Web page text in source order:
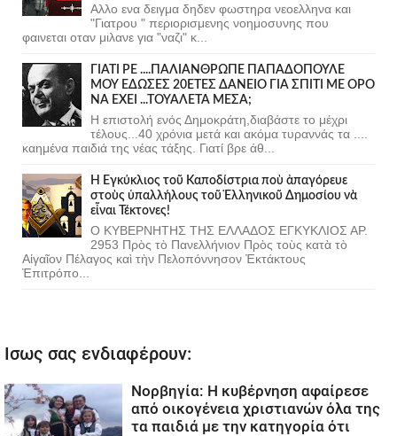
Αλλο ενα δειγμα δηδεν φωστηρα νεοελληνα και
"Γιατρου " περιορισμενης νοημοσυνης που
φαινεται οταν μιλανε για "ναζι" κ...
ΓΙΑΤΙ ΡΕ ....ΠΑΛΙΑΝΘΡΩΠΕ ΠΑΠΑΔΟΠΟΥΛΕ
ΜΟΥ ΕΔΩΣΕΣ 20ΕΤΕΣ ΔΑΝΕΙΟ ΓΙΑ ΣΠΙΤΙ ΜΕ ΟΡΟ
ΝΑ ΕΧΕΙ ...ΤΟΥΑΛΕΤΑ ΜΕΣΑ;
Η επιστολή ενός Δημοκράτη,διαβάστε το μέχρι
τέλους...40 χρόνια μετά και ακόμα τυραννάς τα ....
καημένα παιδιά της νέας τάξης. Γιατί βρε άθ...
Ἡ Ἐγκύκλιος τοῦ Καποδίστρια ποὺ ἀπαγόρευε
στοὺς ὑπαλλήλους τοῦ Ἑλληνικοῦ Δημοσίου νὰ
εἶναι Τέκτονες!
Ο ΚΥΒΕΡΝΗΤΗΣ ΤΗΣ ΕΛΛΑΔΟΣ ΕΓΚΥΚΛΙΟΣ ΑΡ.
2953 Πρὸς τὸ Πανελλήνιον Πρὸς τοὺς κατὰ τὸ
Αἰγαῖον Πέλαγος καὶ τὴν Πελοπόννησον Ἐκτάκτους
Ἐπιτρόπο...